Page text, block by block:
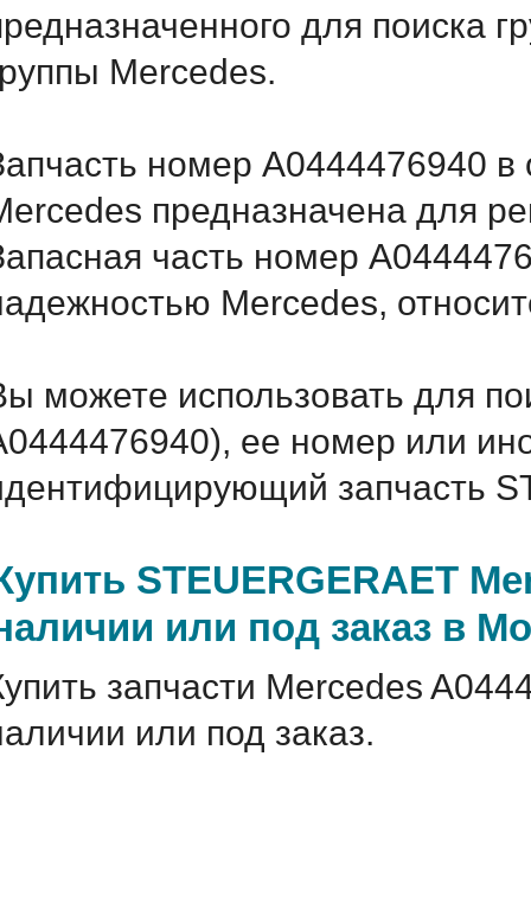
для поиска
Mercedes.
номер A0444476940 в
предназначена для
часть номер
Mercedes,
можете использовать для
ее номер или
запчасть
STEUERGERAET
или под заказ в
запчасти Mercedes
или под заказ.